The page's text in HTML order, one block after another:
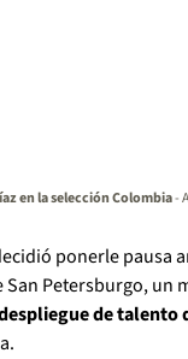
en la selección Colombia-
ponerle pausa
San Petersburgo, un
de talento